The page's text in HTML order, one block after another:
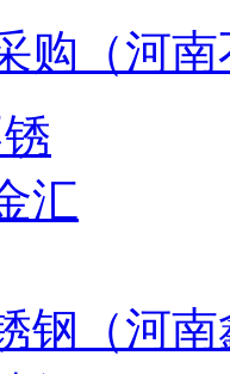
购（河
钢（河